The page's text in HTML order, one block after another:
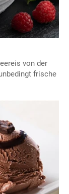
von der
frische